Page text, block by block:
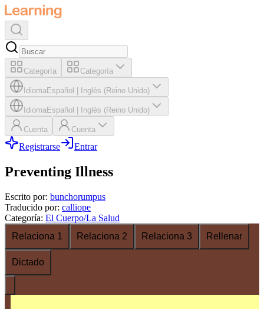
Categoría Categoría
IdiomaEspañol Inglés (Reino Unido)
IdiomaEspañol Inglés (Reino Unido)
Cuenta Cuenta
Registrarse Entrar
Preventing Illness
Escrito por: bunchorumpus
Traducido por: calliope
Categoría: El Cuerpo/La Salud
Relaciona 1
Relaciona 2 Relaciona 3 Rellenar
Dictado